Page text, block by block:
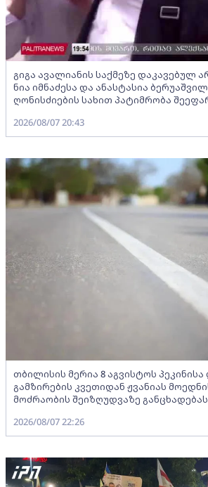
გიგა ავალიანის საქმეზე დაკავებულ
ნია იმნაძესა და ანასტასია
ღონისძიების სახით პატიმრობა
2026/08/07 20:43
თბილისის მერია 8 აგვისტოს
გამზირების კვეთიდან ჟვანიას
მოძრაობის შეიზღუდვაზე
2026/08/07 22:26